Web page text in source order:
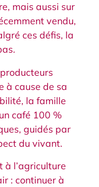
mais aussi sur
vendu,
ces défis, la
à cause de sa
la famille
café 100 %
guidés par
du vivant.
à l’agriculture
: continuer à